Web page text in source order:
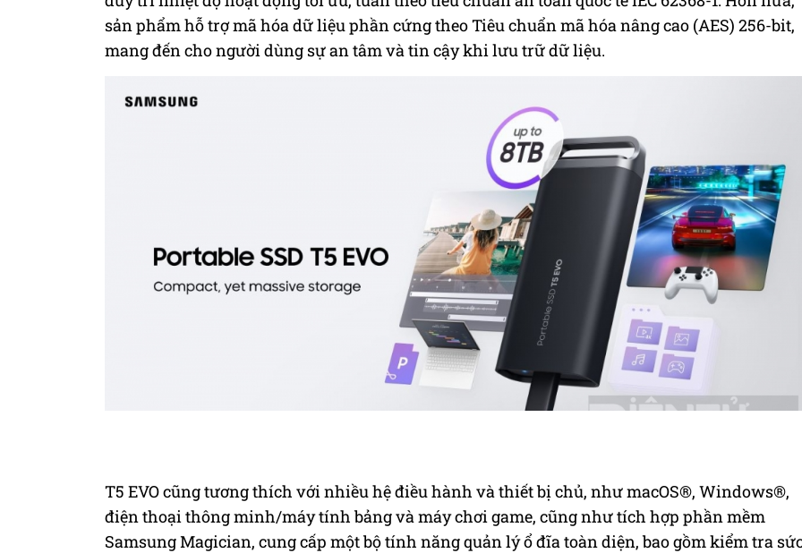
sản phẩm hỗ trợ mã hóa dữ liệu phần cứng theo Tiêu chuẩn mã hóa nâng cao (AES) 256-bit,
mang đến cho người dùng sự an tâm và tin cậy khi lưu trữ dữ liệu.
T5 EVO cũng tương thích với nhiều hệ điều hành và thiết bị chủ, như macOS®, Windows®,
điện thoại thông minh/máy tính bảng và máy chơi game, cũng như tích hợp phần mềm
Samsung Magician, cung cấp một bộ tính năng quản lý ổ đĩa toàn diện, bao gồm kiểm tra